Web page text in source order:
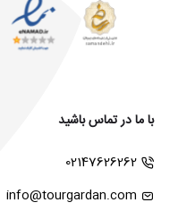
با ما در تماس باشید
02147626262
info@tourgardan.com